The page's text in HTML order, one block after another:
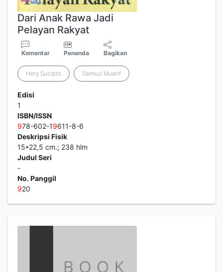
Dari Anak Rawa Jadi
Pelayan Rakyat
Komentar Penanda Bagikan
Hery Sucipto Samsul Muarif
Edisi
1
ISBN/ISSN
978-602-19611-8-6
Deskripsi Fisik
15*22,5 cm.; 238 hlm
Judul Seri
-
No. Panggil
920